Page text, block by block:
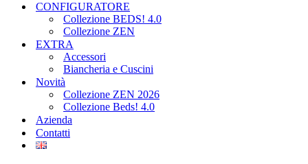
CONFIGURATORE
Collezione BEDS! 4.0
Collezione ZEN
EXTRA
Accessori
Biancheria e Cuscini
Novità
Collezione ZEN 2026
Collezione Beds! 4.0
Azienda
Contatti